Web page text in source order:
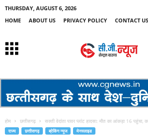
THURSDAY, AUGUST 6, 2026
HOME
ABOUT US PRIVACY POLICY CONTACT US
होम छत्तीसगढ़ सक्ती वेदांता पावर प्लांट हादसा: मौत का आंकड़ा 16 पहुंचा,
राज्य छत्तीसगढ़ ब्रेकिंग न्यूज मेनस्लाइड